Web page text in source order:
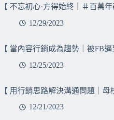
【 不忘初心·方得始終｜＃百萬年
12/29/2023
【 當內容行銷成為趨勢｜被FB逼
12/25/2023
【 用行銷思路解決溝通問題｜母
12/21/2023